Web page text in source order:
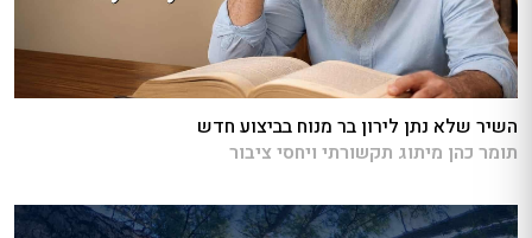
השיר שלא נתן לירון בר מנוח בביצוע חדש
תומר כהן מיתוג תקשורתי ויחסי ציבור